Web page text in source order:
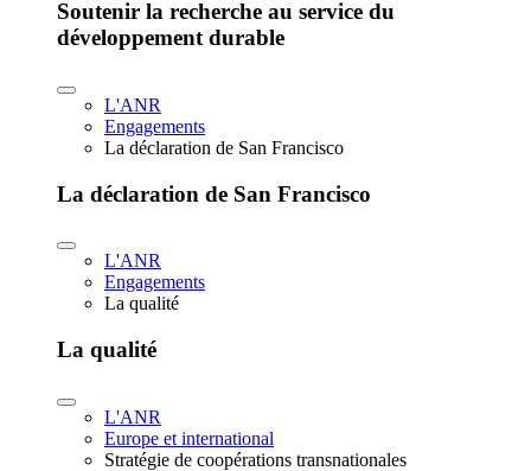
Soutenir la recherche au service du
développement durable
L'ANR
Engagements
La déclaration de San Francisco
La déclaration de San Francisco
L'ANR
Engagements
La qualité
La qualité
L'ANR
Europe et international
Stratégie de coopérations transnationales